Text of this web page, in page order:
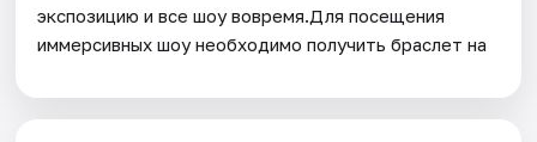
экспозицию и все шоу вовремя.Для посещения
иммерсивных шоу необходимо получить браслет на